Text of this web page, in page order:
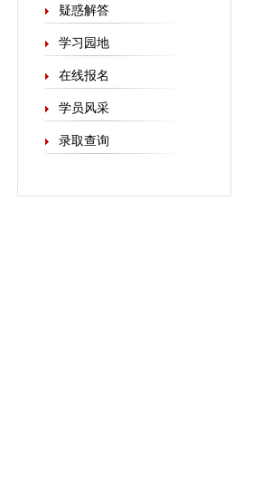
疑惑解答
学习园地
在线报名
学员风采
录取查询